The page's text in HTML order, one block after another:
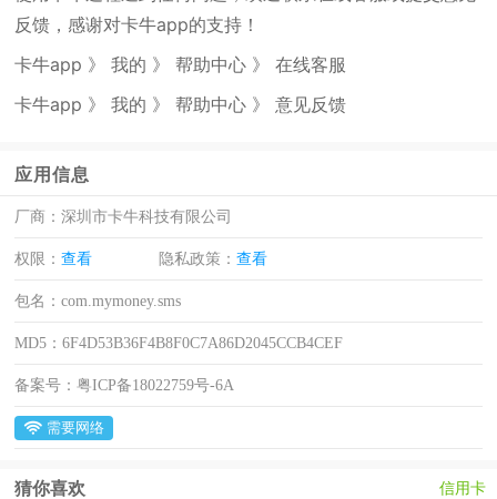
反馈，感谢对卡牛app的支持！
卡牛app 》 我的 》 帮助中心 》 在线客服
卡牛app 》 我的 》 帮助中心 》 意见反馈
应用信息
厂商：深圳市卡牛科技有限公司
权限：查看 隐私政策：查看
包名：com.mymoney.sms
MD5：6F4D53B36F4B8F0C7A86D2045CCB4CEF
备案号：粤ICP备18022759号-6A
需要网络
信用卡
猜你喜欢